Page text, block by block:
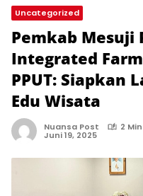
Uncategorized
Pemkab Mesuji
Integrated
PPUT: Siapkan
Edu Wisata
Nuansa Post 2
Juni 19, 2025